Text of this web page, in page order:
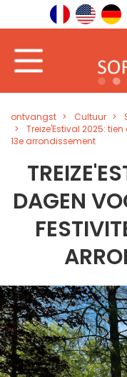
ontvangst Cultuur
Treize'Estival 2025:
13e arrondissement
DAGEN